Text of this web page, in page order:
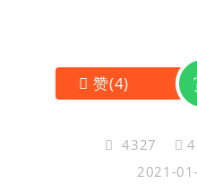
赞(4)
4327 4
2021-